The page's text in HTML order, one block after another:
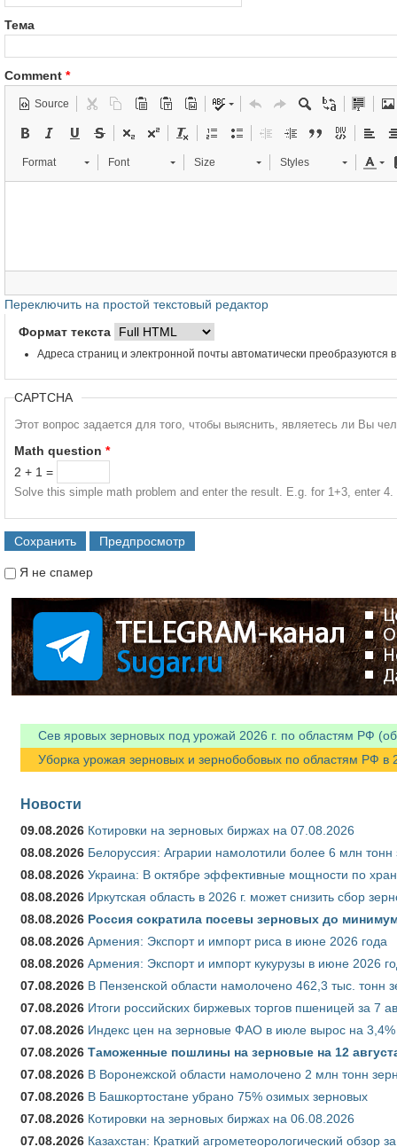
Тема
Comment *
Source
Format Font Size Styles
Переключить на простой текстовый редактор
Формат текста
Адреса страниц и электронной почты автоматически преобразуются
CAPTCHA
Этот вопрос задается для того, чтобы выяснить, являетесь ли Вы
Math question *
2 + 1 =
Solve this simple math problem and enter the result. E.g. for 1+3, enter 4.
Я не спамер
Сев яровых зерновых под урожай 2026 г. по областям РФ
Уборка урожая зерновых и зернобобовых по областям РФ в
Новости
09.08.2026 Котировки на зерновых биржах на 07.08.2026
08.08.2026 Белоруссия: Аграрии намолотили более 6 млн тонн
08.08.2026 Украина: В октябре эффективные мощности по
08.08.2026 Иркутская область в 2026 г. может снизить сбор
08.08.2026 Россия сократила посевы зерновых до
08.08.2026 Армения: Экспорт и импорт риса в июне 2026 года
08.08.2026 Армения: Экспорт и импорт кукурузы в июне 2026
07.08.2026 В Пензенской области намолочено 462,3 тыс. тонн
07.08.2026 Итоги российских биржевых торгов пшеницей за 7
07.08.2026 Индекс цен на зерновые ФАО в июле вырос на 3,4%
07.08.2026 Таможенные пошлины на зерновые на 12
07.08.2026 В Воронежской области намолочено 2 млн тонн
07.08.2026 В Башкортостане убрано 75% озимых зерновых
07.08.2026 Котировки на зерновых биржах на 06.08.2026
07.08.2026 Казахстан: Краткий агрометеорологический обзор